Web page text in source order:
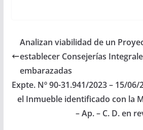
Acuerdos y
Acordado, el
05/12/2024.
Analizan viabilidad de un
establecer Consejerías
embarazadas
Expte. Nº 90-31.941/2023 – 15/
el Inmueble identificado con la
– Ap. – C. D. en